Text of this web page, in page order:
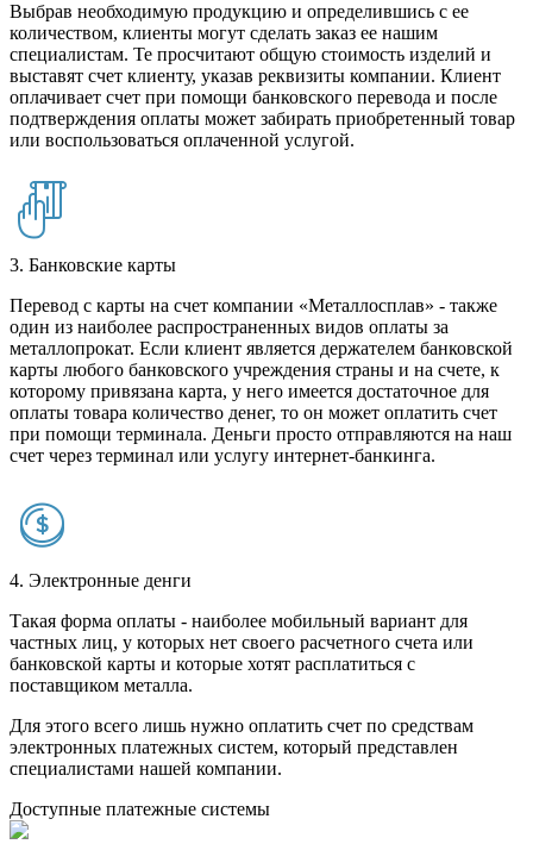
Выбрав необходимую продукцию и определившись с ее
количеством, клиенты могут сделать заказ ее нашим
специалистам. Те просчитают общую стоимость изделий и
выставят счет клиенту, указав реквизиты компании. Клиент
оплачивает счет при помощи банковского перевода и после
подтверждения оплаты может забирать приобретенный товар
или воспользоваться оплаченной услугой.
3. Банковские карты
Перевод с карты на счет компании «Металлосплав» - также
один из наиболее распространенных видов оплаты за
металлопрокат. Если клиент является держателем банковской
карты любого банковского учреждения страны и на счете, к
которому привязана карта, у него имеется достаточное для
оплаты товара количество денег, то он может оплатить счет
при помощи терминала. Деньги просто отправляются на наш
счет через терминал или услугу интернет-банкинга.
4. Электронные денги
Такая форма оплаты - наиболее мобильный вариант для
частных лиц, у которых нет своего расчетного счета или
банковской карты и которые хотят расплатиться с
поставщиком металла.
Для этого всего лишь нужно оплатить счет по средствам
электронных платежных систем, который представлен
специалистами нашей компании.
Доступные платежные системы